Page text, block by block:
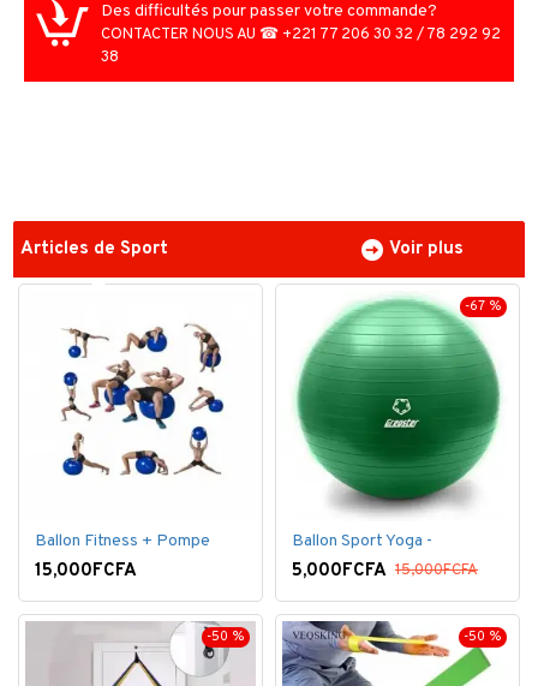
Des difficultés pour passer votre commande?
CONTACTER NOUS AU ☎ +221 77 206 30 32 / 78 292 92
38
Articles de Sport Voir plus
Ballon Fitness + Pompe
15,000FCFA
-67 %
Ballon Sport Yoga -
5,000FCFA 15,000FCFA
-50 % -50 %